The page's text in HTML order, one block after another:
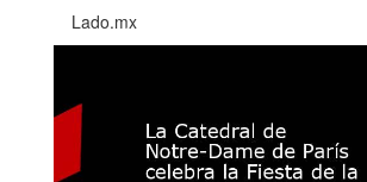
Lado.mx